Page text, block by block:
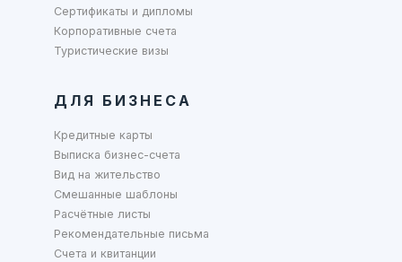
Сертификаты и дипломы
Корпоративные счета
Туристические визы
ДЛЯ БИЗНЕСА
Кредитные карты
Выписка бизнес-счета
Вид на жительство
Смешанные шаблоны
Расчётные листы
Рекомендательные письма
Счета и квитанции